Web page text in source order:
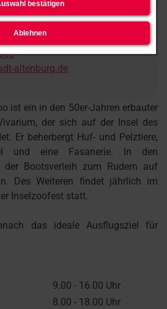
bestätigen
Ablehnen
31
altenburg.de
ist ein in den 50er-Jahren erbauter
der sich auf der Insel des
Er beherbergt Huf- und Pelztiere,
und eine Fasanerie. In den
der Bootsverleih zum Rudern auf
Des Weiteren findet jährlich im
Inselzoofest statt.
das ideale Ausflugsziel für
9.00 - 16.00 Uhr
8.00 - 18.00 Uhr